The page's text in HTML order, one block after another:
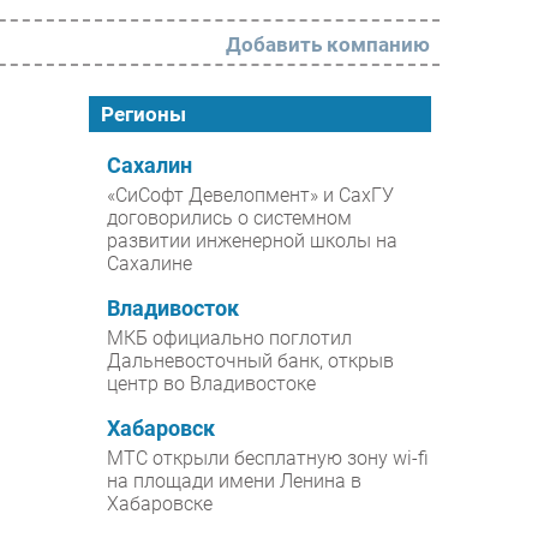
РАЗДЕЛЫ
Новости
Аналитика
Интервью
Проекты
IT класс
Каталог компаний
Добавить компанию
Регионы
Сахалин
«СиСофт Девелопмент» и СахГУ
договорились о системном
развитии инженерной школы на
Сахалине
Владивосток
МКБ официально поглотил
Дальневосточный банк, открыв
центр во Владивостоке
Хабаровск
МТС открыли бесплатную зону wi-fi
на площади имени Ленина в
Хабаровске